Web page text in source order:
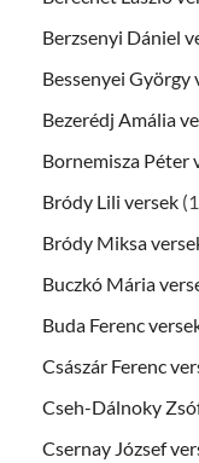
Berzsenyi Dániel
Bessenyei György
Bezerédj Amália
Bornemisza Péter
Bródy Lili versek
Bródy Miksa
Buczkó Mária
Buda Ferenc
Császár Ferenc
Cseh-Dálnoky
Csernay József